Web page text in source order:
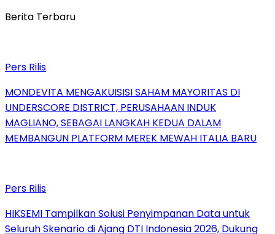
Berita Terbaru
Pers Rilis
MONDEVITA MENGAKUISISI SAHAM MAYORITAS DI
UNDERSCORE DISTRICT, PERUSAHAAN INDUK
MAGLIANO, SEBAGAI LANGKAH KEDUA DALAM
MEMBANGUN PLATFORM MEREK MEWAH ITALIA BARU
Pers Rilis
HIKSEMI Tampilkan Solusi Penyimpanan Data untuk
Seluruh Skenario di Ajang DTI Indonesia 2026, Dukung